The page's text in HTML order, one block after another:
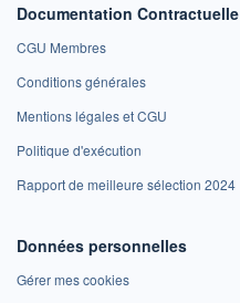
Documentation Contractuelle
CGU Membres
Conditions générales
Mentions légales et CGU
Politique d'exécution
Rapport de meilleure sélection 2024
Données personnelles
Gérer mes cookies